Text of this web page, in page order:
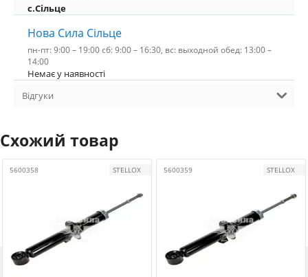
с.Сільце
Нова Сила Сільце
пн-пт: 9:00 – 19:00 сб: 9:00 – 16:30, вс: выходной обед: 13:00 –
14:00
Немає у наявності
Відгуки
Схожий товар
5600358 STELLOX 5600359 STELLOX